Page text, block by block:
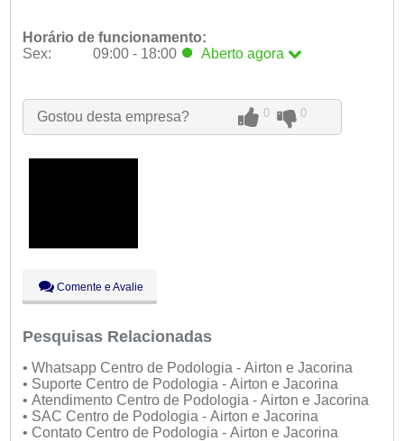
Horário de funcionamento:
Sex:
09:00 - 18:00 Aberto agora
Qua:
09:00 - 18:00
Qui:
09:00 - 18:00
Sáb:
Fechado
Gostou desta empresa? 0 0
Comente e Avalie
Pesquisas Relacionadas
• Whatsapp Centro de Podologia - Airton e Jacorina
• Suporte Centro de Podologia - Airton e Jacorina
• Atendimento Centro de Podologia - Airton e Jacorina
• SAC Centro de Podologia - Airton e Jacorina
• Contato Centro de Podologia - Airton e Jacorina